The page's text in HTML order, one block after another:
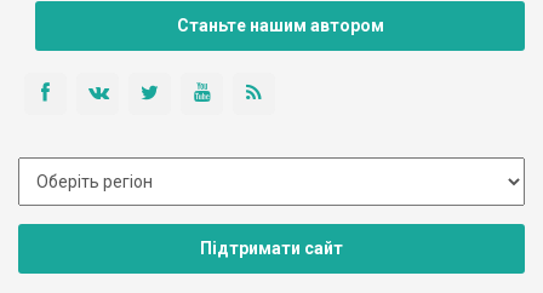
Станьте нашим автором
Підтримати сайт